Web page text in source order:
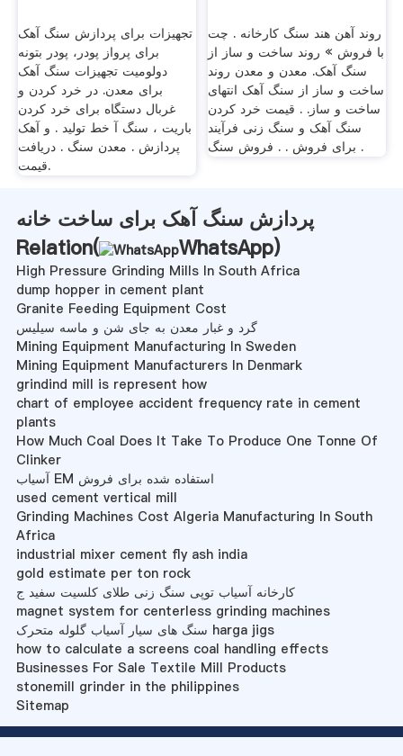
تجهیزات برای پردازش سنگ آهک
برای پرواز پودر، پودر بتونه
دولومیت تجهیزات سنگ آهک
برای معدن. در خرد کردن و
غربال دستگاه برای خرد کردن
باریت ، سنگ آ خط تولید . و آهک
پردازش . معدن سنگ . دریافت
قیمت.
روند آهن هند سنگ کارخانه . چت
با فروش » روند ساخت و ساز از
سنگ آهک. معدن و معدن روند
ساخت و ساز از سنگ آهک انتهای
ساخت و ساز. . قیمت خرد کردن
سنگ آهک و سنگ زنی فرآیند
برای فروش . . فروش سنگ .
پردازش سنگ آهک برای ساخت خانه
Relation(
WhatsApp)
High Pressure Grinding Mills In South Africa
dump hopper in cement plant
Granite Feeding Equipment Cost
گرد و غبار معدن به جای شن و ماسه سیلیس
Mining Equipment Manufacturing In Sweden
Mining Equipment Manufacturers In Denmark
grindind mill is represent how
chart of employee accident frequency rate in cement
plants
How Much Coal Does It Take To Produce One Tonne Of
Clinker
آسیاب EM استفاده شده برای فروش
used cement vertical mill
Grinding Machines Cost Algeria Manufacturing In South
Africa
industrial mixer cement fly ash india
gold estimate per ton rock
کارخانه آسیاب توپی سنگ زنی طلای کلسیت سفید ج
magnet system for centerless grinding machines
سنگ های سیار آسیاب گلوله متحرک harga jigs
how to calculate a screens coal handling effects
Businesses For Sale Textile Mill Products
stonemill grinder in the philippines
Sitemap